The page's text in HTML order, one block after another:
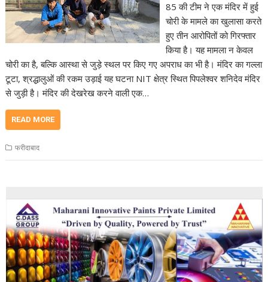
85 की टीम ने एक मंदिर में हुई
चोरी के मामले का खुलासा करते
हुए तीन आरोपितों को गिरफ्तार
किया है। यह मामला न केवल
चोरी का है, बल्कि आस्था से जुड़े स्थल पर किए गए अपराध का भी है। मंदिर का गल्ला
टूटा, श्रद्धालुओं की रकम उड़ाई यह घटना NIT क्षेत्र स्थित पिपलेश्वर शनिदेव मंदिर
से जुड़ी है। मंदिर की देखरेख करने वाली एक…
READ MORE
फरीदाबाद